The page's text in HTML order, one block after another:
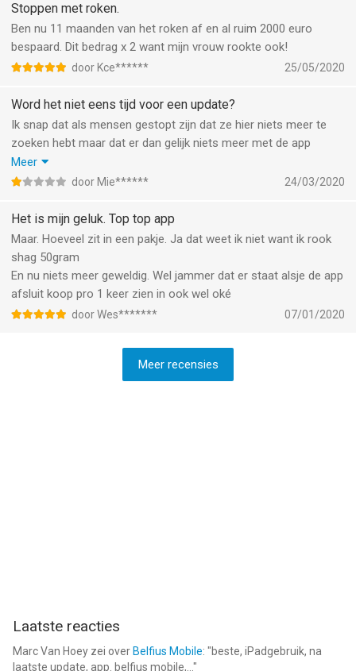
Stoppen met roken.
Ben nu 11 maanden van het roken af en al ruim 2000 euro
bespaard. Dit bedrag x 2 want mijn vrouw rookte ook!
door Kce****** 25/05/2020
Word het niet eens tijd voor een update?
Ik snap dat als mensen gestopt zijn dat ze hier niets meer te
zoeken hebt maar dat er dan gelijk niets meer met de app
gedaan wordt vind ik dan weer jammer voor diegene die daarna
stoppen. Zelfs op de Facebookpagina doet het doods aan. Niks
Meer
door Mie****** 24/03/2020
Het is mijn geluk. Top top app
Maar. Hoeveel zit in een pakje. Ja dat weet ik niet want ik rook
shag 50gram
En nu niets meer geweldig. Wel jammer dat er staat alsje de app
afsluit koop pro 1 keer zien in ook wel oké
door Wes******* 07/01/2020
Meer recensies
Laatste reacties
Marc Van Hoey zei over Belfius Mobile: "beste, iPadgebruik, na
laatste update, app. belfius mobile,... "